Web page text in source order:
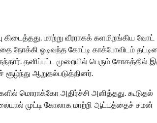
மாற்று வீரராகக் களமிறங்கிய வோட்
ஓடிவந்த கோட்டி காக்போவிடம்
தனிப்பட்ட முறையில் பெரும் சோகத்தில்
ஆறுதல்படுத்தினர்.
மொராக்கோ அதிர்ச்சி அளித்தது. கூடுதல்
முட்டி கோலாக மாற்றி ஆட்டத்தைச் சமன்